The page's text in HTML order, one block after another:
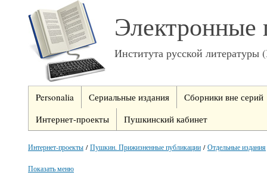
Электронные
Института русской
Personalia Сериальные издания
Сборники вне серий
Интернет-проекты
Пушкинский кабинет
Интернет-проекты /Пушкин. Прижизненные публикации /Отдельные издания
Показать меню